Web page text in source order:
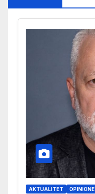
AKTUALITET OPINIONE